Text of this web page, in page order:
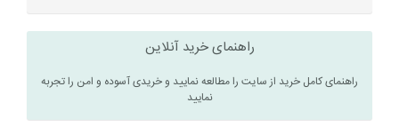
راهنمای خرید آنلاین
راهنمای کامل خرید از سایت را مطالعه نمایید و خریدی آسوده و امن را تجربه
نمایید